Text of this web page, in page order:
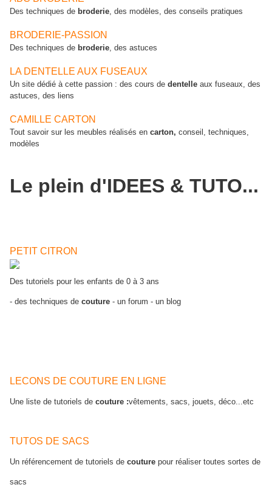
Des techniques de broderie, des modèles, des conseils pratiques
BRODERIE-PASSION
Des techniques de broderie, des astuces
LA DENTELLE AUX FUSEAUX
Un site dédié à cette passion : des cours de dentelle aux fuseaux, des
astuces, des liens
CAMILLE CARTON
Tout savoir sur les meubles réalisés en carton, conseil, techniques,
modèles
Le plein d'IDEES & TUTO...
PETIT CITRON
Des tutoriels pour les enfants de 0 à 3 ans
- des techniques de couture - un forum - un blog
LECONS DE COUTURE EN LIGNE
Une liste de tutoriels de couture :vêtements, sacs, jouets, déco...etc
TUTOS DE SACS
Un référencement de tutoriels de couture pour réaliser toutes sortes de
sacs